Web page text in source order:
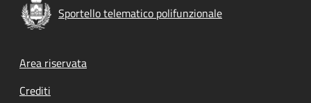
Sportello telematico polifunzionale
Footer menu
Area riservata
Crediti